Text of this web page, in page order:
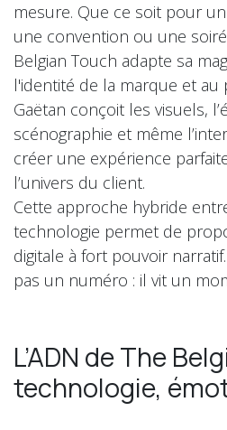
mesure. Que ce soit pour
une convention ou une
Belgian Touch adapte sa
l'identité de la marque et au
Gaëtan conçoit les visuels,
scénographie et même
créer une expérience
l’univers du client.
Cette approche hybride
technologie permet de
digitale à fort pouvoir
pas un numéro : il vit un
L’ADN de The
technologie,